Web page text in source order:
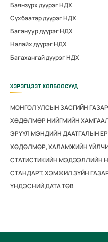
Баянзүрх дүүрэг НДХ
Сүхбаатар дүүрэг НДХ
Багануур дүүрэг НДХ
Налайх дүүрэг НДХ
Багахангай дүүрэг НДХ
ХЭРЭГЦЭЭТ ХОЛБООСУУД
МОНГОЛ УЛСЫН ЗАСГИЙН ГАЗАР
ХӨДӨЛМӨР НИЙГМИЙН
ЭРҮҮЛ МЭНДИЙН ДААТГАЛЫН
ХӨДӨЛМӨР, ХАЛАМЖИЙН
СТАТИСТИКИЙН МЭДЭЭЛЛИЙН
СТАНДАРТ, ХЭМЖИЛ ЗҮЙН
ҮНДЭСНИЙ ДАТА ТӨВ